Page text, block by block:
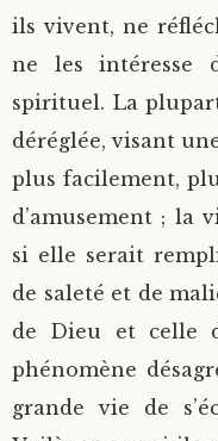
ils vivent, ne
ne les intéresse
spirituel. La
déréglée, visant
plus facilement,
d’amusement ; la
si elle serait
de saleté et de
de Dieu et celle
phénomène
grande vie de